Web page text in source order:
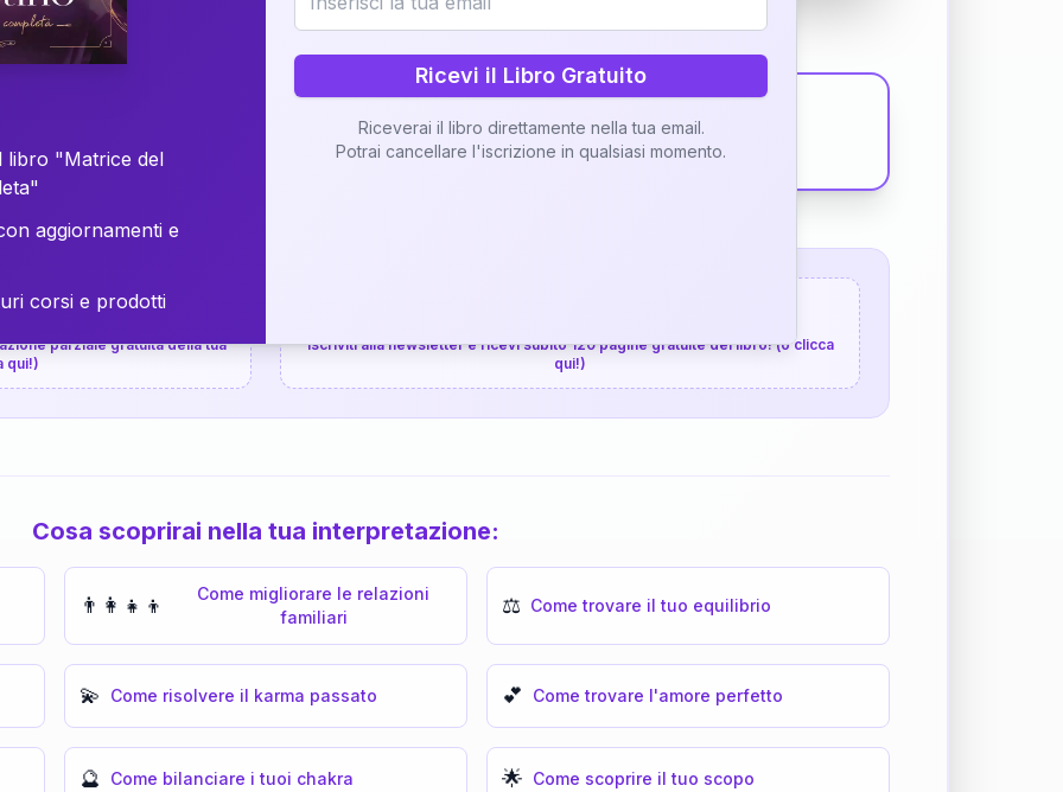
Scopri il Libro
gratuita
parziale gratuita della tua
qui!)
Iscriviti alla newsletter e ricevi subito 120 pagine gratuite del libro! (o clicca
qui!)
Cosa scoprirai nella tua interpretazione:
👨‍👩‍👧‍👦
Come migliorare le relazioni
familiari
⚖️ Come trovare il tuo equilibrio
💫 Come risolvere il karma passato 💕 Come trovare l'amore perfetto
🔮 Come bilanciare i tuoi chakra 🌟 Come scoprire il tuo scopo
libro "Matrice del
aggiornamenti e
corsi e prodotti
Ricevi il Libro Gratuito
Riceverai il libro direttamente nella tua email.
Potrai cancellare l'iscrizione in qualsiasi momento.